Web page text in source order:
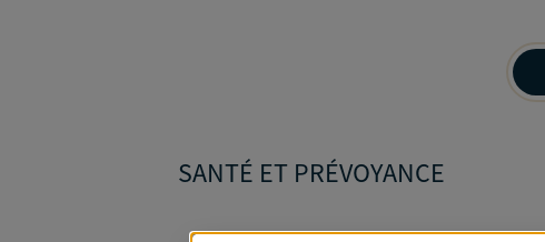
SANTÉ ET PRÉVOYANCE